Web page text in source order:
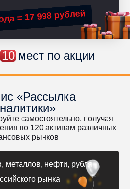
10мест по акции
= 17 998 рублей
«Рассылка
самостоятельно, получая
по 120 активам различных
рынков
металлов, нефти, рубля
рынка